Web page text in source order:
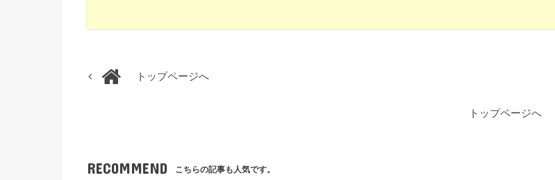
トップページへ
トップページへ
RECOMMEND こちらの記事も人気です。